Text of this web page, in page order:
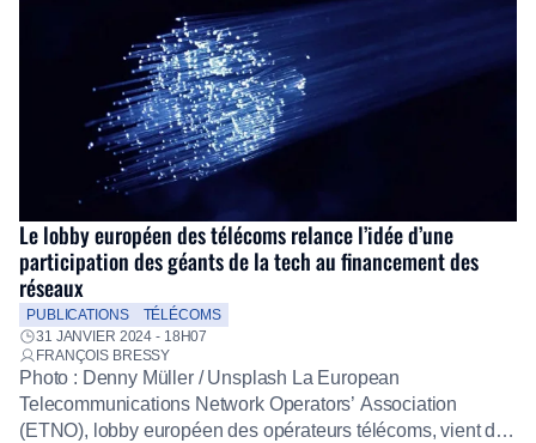
territoire qui sera concerné par l’extinction de ce réseau.
Plus d’informations dans Numerama – Julien Lausson – […]
Le lobby européen des télécoms relance l’idée d’une
participation des géants de la tech au financement des
réseaux
PUBLICATIONS
TÉLÉCOMS
31 JANVIER 2024 - 18H07
FRANÇOIS BRESSY
Photo : Denny Müller / Unsplash La European
Telecommunications Network Operators’ Association
(ETNO), lobby européen des opérateurs télécoms, vient de